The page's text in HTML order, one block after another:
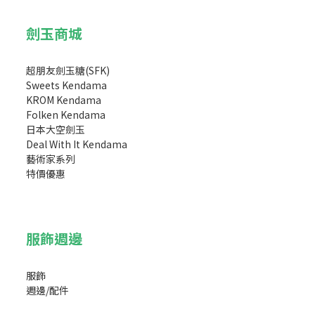
劍玉商城
超朋友劍玉糖(SFK)
Sweets Kendama
KROM Kendama
Folken Kendama
日本大空劍玉
Deal With It Kendama
藝術家系列
特價優惠
服飾週邊
服飾
週邊/配件